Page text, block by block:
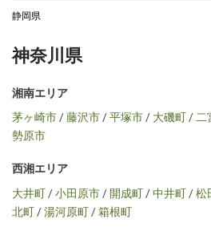
静岡県
神奈川県
湘南エリア
茅ヶ崎市/藤沢市/平塚市/ 大磯町/二
勢原市
西湘エリア
大井町/小田原市/ 開成町/中井町/松
北町/湯河原町/箱根町